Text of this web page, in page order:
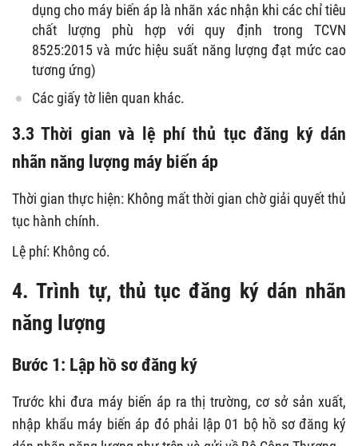
dụng cho máy biến áp là nhãn xác nhận khi các chỉ tiêu
chất lượng phù hợp với quy định trong TCVN
8525:2015 và mức hiệu suất năng lượng đạt mức cao
tương ứng)
Các giấy tờ liên quan khác.
3.3 Thời gian và lệ phí thủ tục đăng ký dán
nhãn năng lượng máy biến áp
Thời gian thực hiện: Không mất thời gian chờ giải quyết thủ
tục hành chính.
Lệ phí: Không có.
4. Trình tự, thủ tục đăng ký dán nhãn
năng lượng
Bước 1: Lập hồ sơ đăng ký
Trước khi đưa máy biến áp ra thị trường, cơ sở sản xuất,
nhập khẩu máy biến áp đó phải lập 01 bộ hồ sơ đăng ký